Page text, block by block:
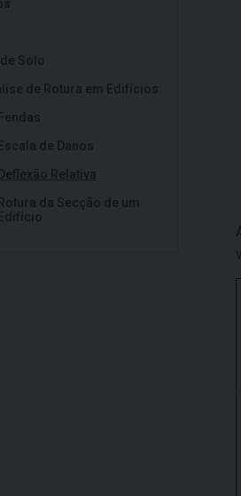
Solo
de Rotura em Edifícios
Fendas
Escala de Danos
Deflexão Relativa
Rotura da Secção de um
Edifício